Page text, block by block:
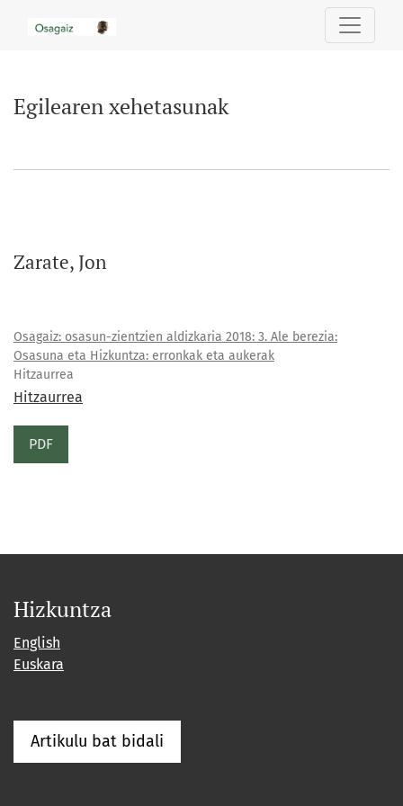
Egilearen xehetasunak
Zarate, Jon
Osagaiz: osasun-zientzien aldizkaria 2018: 3. Ale berezia:
Osasuna eta Hizkuntza: erronkak eta aukerak
Hitzaurrea
Hitzaurrea
PDF
Hizkuntza
English
Euskara
Artikulu bat bidali